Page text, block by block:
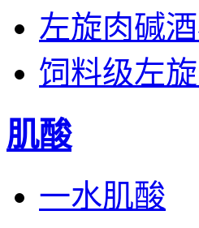
左旋肉碱
饲料级左
肌酸
一水肌酸